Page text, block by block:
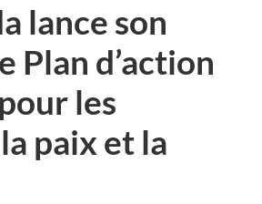
lance son
Plan d’action
les
paix et la